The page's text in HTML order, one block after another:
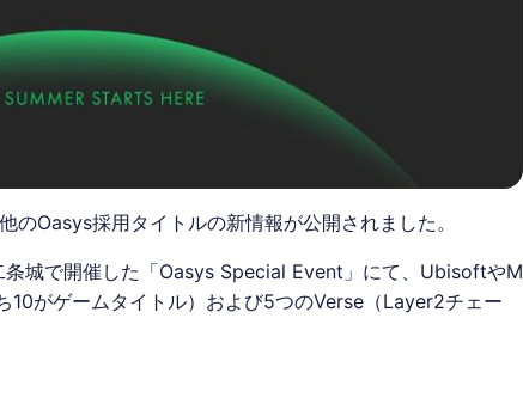
Oasys採用タイトルの新情報が公開されました。
条城で開催した「OasysSpecial Event」にて、 UbisoftやM
10がゲームタイトル）および5つのVerse（Layer2チェー